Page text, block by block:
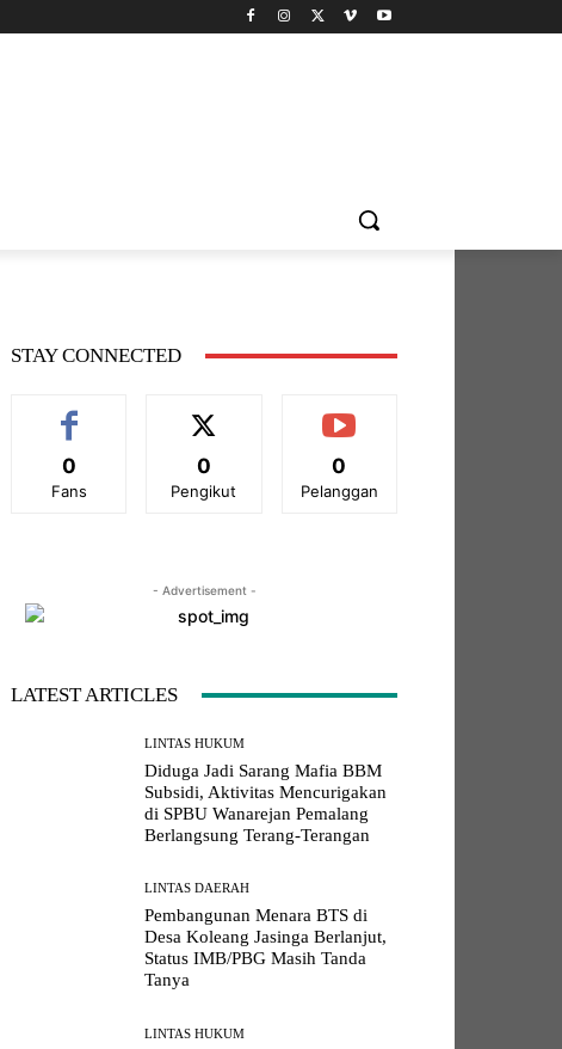
STAY CONNECTED
0
Fans
0
Pengikut
0
Pelanggan
- Advertisement -
LATEST ARTICLES
LINTAS HUKUM
Diduga Jadi Sarang Mafia BBM
Subsidi, Aktivitas Mencurigakan
di SPBU Wanarejan Pemalang
Berlangsung Terang-Terangan
LINTAS DAERAH
Pembangunan Menara BTS di
Desa Koleang Jasinga Berlanjut,
Status IMB/PBG Masih Tanda
Tanya
LINTAS HUKUM